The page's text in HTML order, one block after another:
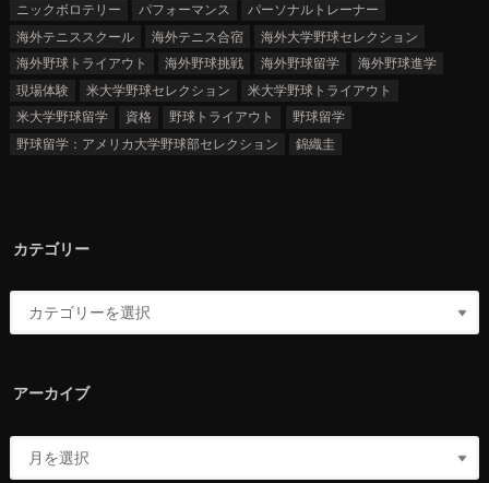
ニックボロテリー
パフォーマンス
パーソナルトレーナー
海外テニススクール
海外テニス合宿
海外大学野球セレクション
海外野球トライアウト
海外野球挑戦 海外野球留学
海外野球進学
現場体験
米大学野球セレクション
米大学野球トライアウト
米大学野球留学
資格 野球トライアウト
野球留学
野球留学：アメリカ大学野球部セレクション
錦織圭
カテゴリー
アーカイブ